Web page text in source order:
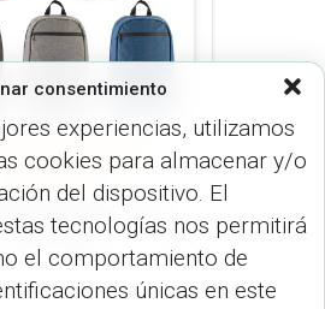
consentimiento
experiencias, utilizamos
cookies para almacenar y/o
del dispositivo. El
tecnologías nos permitirá
el comportamiento de
únicas en este
(MALETINES Y
Backpack Límit